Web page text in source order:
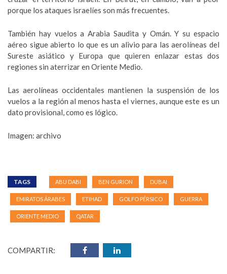
porque los ataques israelíes son más frecuentes.
También hay vuelos a Arabia Saudita y Omán. Y su espacio
aéreo sigue abierto lo que es un alivio para las aerolíneas del
Sureste asiático y Europa que quieren enlazar estas dos
regiones sin aterrizar en Oriente Medio.
Las aerolíneas occidentales mantienen la suspensión de los
vuelos a la región al menos hasta el viernes, aunque este es un
dato provisional, como es lógico.
Imagen: archivo
TAGS ABU DABI BEN GURION DUBAI
EMIRATOS ÁRABES ETIHAD GOLFO PÉRSICO GUERRA
ORIENTE MEDIO QATAR
COMPARTIR: